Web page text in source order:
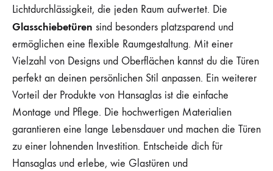
Lichtdurchlässigkeit, die jeden Raum aufwertet. Die
Glasschiebetüren sind besonders platzsparend und
ermöglichen eine flexible Raumgestaltung. Mit einer
Vielzahl von Designs und Oberflächen kannst du die Türen
perfekt an deinen persönlichen Stil anpassen. Ein weiterer
Vorteil der Produkte von Hansaglas ist die einfache
Montage und Pflege. Die hochwertigen Materialien
garantieren eine lange Lebensdauer und machen die Türen
zu einer lohnenden Investition. Entscheide dich für
Hansaglas und erlebe, wie Glastüren und